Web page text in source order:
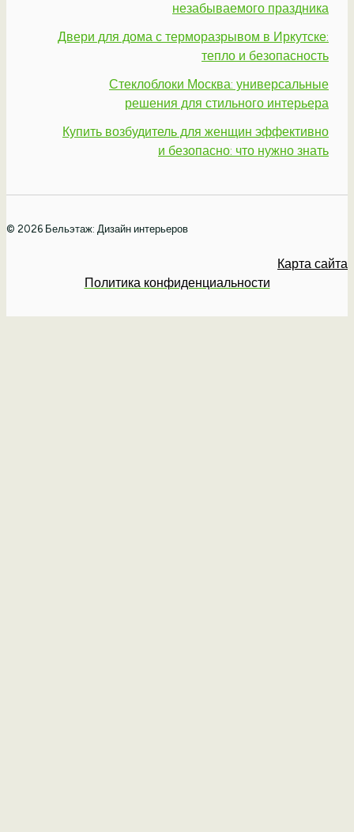
незабываемого праздника
Двери для дома с терморазрывом в Иркутске:
тепло и безопасность
Стеклоблоки Москва: универсальные
решения для стильного интерьера
Купить возбудитель для женщин эффективно
и безопасно: что нужно знать
© 2026 Бельэтаж: Дизайн интерьеров
Карта сайта
Политика конфиденциальности